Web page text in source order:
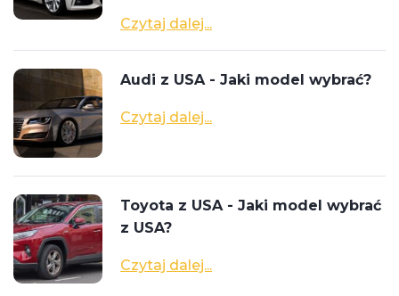
Czytaj dalej...
Audi z USA - Jaki model wybrać?
Czytaj dalej...
Toyota z USA - Jaki model wybrać
z USA?
Czytaj dalej...